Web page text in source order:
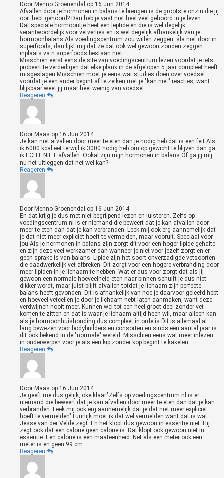
Door Menno Groenendal op 16 Jun 2014
Afvallen door je hormonen in balans te brengen is de grootste onzin die jij
ooit hebt gehoord? Dan heb je vast niet heel veel gehoord in je leven.
Dat speciale hormoontje heet een leptide en die is wel degelijk
verantwoordelijk voor vetverlies en is wel degelijk afhankelijk van je
hormoonbalans.Als voedingscentrum zou willen zeggen: sla niet door in
superfoods, dan lijkt mij dat ze dat ook wel gewoon zouden zeggen
inplaats va:n superfoods bestaan niet.
Misschien eerst eens de site van voedingscentrum lezen voordat je iets
probeert te verdedigen dat elke plank in de afgelopen 5 jaar compleet heeft
misgeslagen.Misschien moet je eens wat studies doen over voedsel
voordat je een ander begint af te zeiken met je "kan niet" reacties, want
blijkbaar weet jij maar heel weinig van voedsel.
Reageren
Door Maas op 16 Jun 2014
Je kan niet afvallen door meer te eten dan je nodig heb dat is een feit.Als
ik 6000 kcal eet terwijl ik 3000 nodig heb om op gewicht te blijven dan ga
ik ECHT NIET afvallen. Ookal zijn mijn hormonen in balans.Of ga jij mij
nu het uitleggen dat het wel kan?
Reageren
Door Menno Groenendal op 16 Jun 2014
En dat krijg je dus met niet begrijpend lezen en luisteren. Zelfs op
voedingscentrum.nl is er niemand die beweert dat je kan afvallen door
meer te eten dan dat je kan verbranden. Leek mij ook erg aannemelijk dat
je dat niet meer expliciet hoeft te vermelden, maar vooruit. Speciaal voor
jou.Als je hormonen in balans zijn zorgt dit voor een hoger lipide gehalte
en zijn deze veel werkzamer dan wanneer je niet voor jezelf zorgt en er
geen sprake is van balans. Lipide zijn het soort onverzadigde vetsoorten
die daadwerkelijk vet afbreken. Dit zorgt voor een hogere verbranding door
meer lipiden in je lichaam te hebben. Wat er dus voor zorgt dat als jij
gewoon een normale hoeveelheid eten naar binnen schuift je dus niet
dikker wordt, maar juist blijft afvallen totdat je lichaam zijn perfecte
balans heeft gevonden. Dit is afhankelijk van hoe je daarvoor geleefd hebt
en hoeveel vetcellen je door je lichaam hebt laten aanmaken, want deze
verdwijnen nooit meer. Kunnen wel tot een heel groot deel zonder vet
komen te zitten en dat is waar je lichaam altijd heen wil, maar alleen kan
als je hormoonhuishouding dus compleet in orde is.Dit is allemaal al
lang bewezen voor bodybuilders en consorten en sinds een aantal jaar is
dit ook bekend in de "normale" wereld. Misschien eens wat meer inlezen
in onderwerpen voor je als een kip zonder kop begint te kakelen.
Reageren
Door Maas op 16 Jun 2014
Je geeft me dus gelijk, oke klaar."Zelfs op voedingscentrum.nl is er
niemand die beweert dat je kan afvallen door meer te eten dan dat je kan
verbranden. Leek mij ook erg aannemelijk dat je dat niet meer expliciet
hoeft te vermelden"Tuurlijk moet ik dat wel vermelden want dat is wat
Jesse van der Velde zegt. En het klopt dus gewoon in essentie niet. Hij
zegt ook dat een calorie geen calorie is. Dat klopt ook gewoon niet in
essentie. Een calorie is een maateenheid. Net als een meter ook een
meter is en geen 99 cm.
Reageren